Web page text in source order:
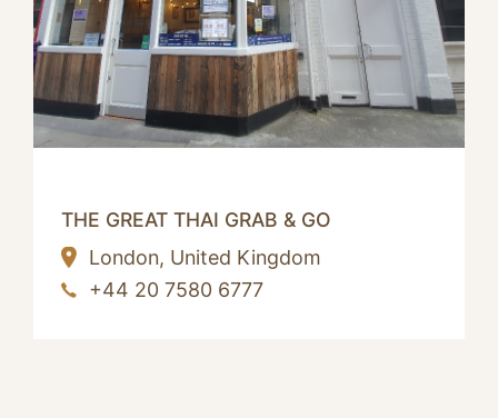
THE GREAT THAI GRAB & GO
London, United Kingdom
+44 20 7580 6777